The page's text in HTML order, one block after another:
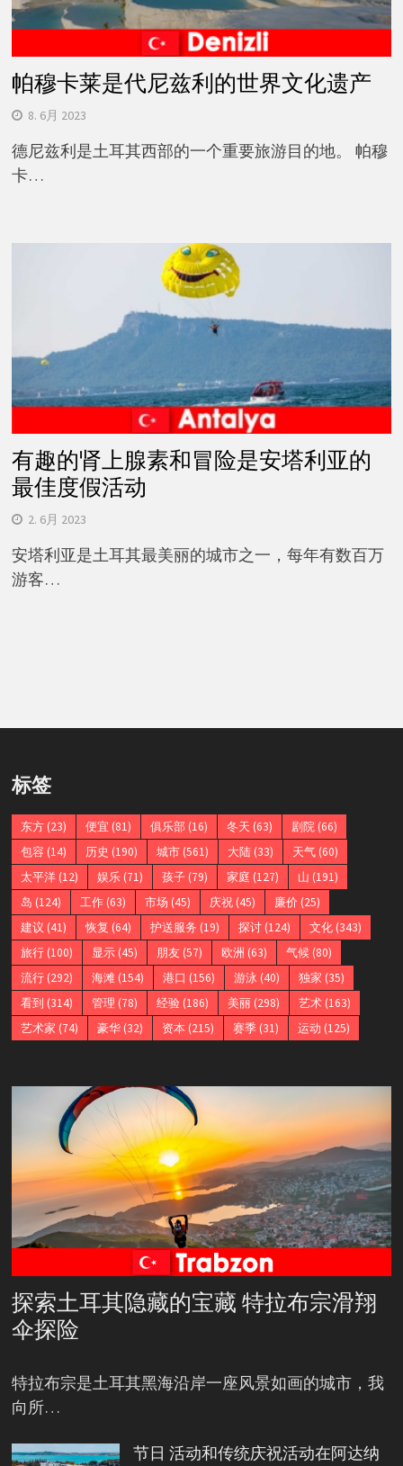
帕穆卡莱是代尼兹利的世界文化遗产
8. 6月 2023
德尼兹利是土耳其西部的一个重要旅游目的地。 帕穆
卡…
有趣的肾上腺素和冒险是安塔利亚的
最佳度假活动
2. 6月 2023
安塔利亚是土耳其最美丽的城市之一，每年有数百万
游客…
标签
东方(23) 便宜 (81) 俱乐部(16) 冬天 (63) 剧院(66)
包容 (14) 历史 (190) 城市(561) 大陆(33) 天气(60)
太平洋(12) 娱乐(71) 孩子(79) 家庭 (127) 山 (191)
岛 (124) 工作(63) 市场 (45) 庆祝(45) 廉价(25)
建议 (41) 恢复 (64) 护送服务 (19) 探讨(124) 文化(343)
旅行(100) 显示(45) 朋友(57) 欧洲 (63) 气候(80)
流行(292) 海滩(154) 港口 (156) 游泳(40) 独家 (35)
看到 (314) 管理 (78) 经验(186) 美丽(298) 艺术(163)
艺术家 (74) 豪华(32) 资本(215) 赛季(31) 运动 (125)
探索土耳其隐藏的宝藏 特拉布宗滑翔
伞探险
特拉布宗是土耳其黑海沿岸一座风景如画的城市，我
向所…
节日 活动和传统庆祝活动在阿达纳